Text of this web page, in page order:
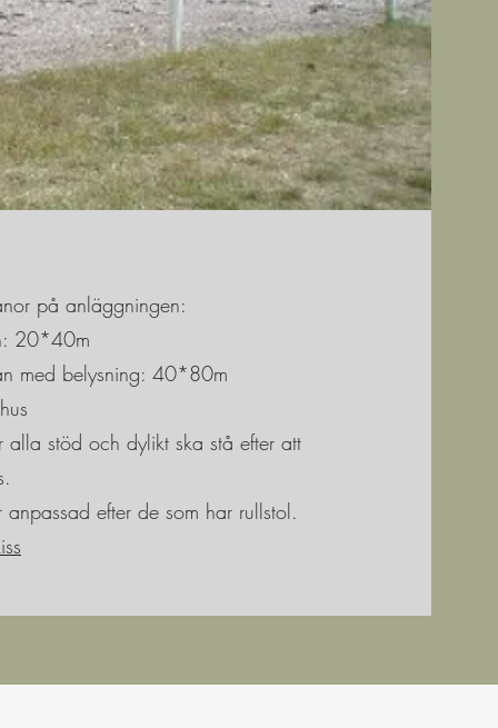
på anläggningen:
20*40m
med belysning: 40*80m
stöd och dylikt ska stå efter att
anpassad efter de som har rullstol.